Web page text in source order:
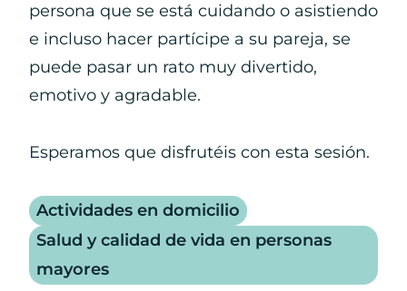
persona que se está cuidando o asistiendo
e incluso hacer partícipe a su pareja, se
puede pasar un rato muy divertido,
emotivo y agradable.
Esperamos que disfrutéis con esta sesión.
Actividades en domicilio
Salud y calidad de vida en personas
mayores